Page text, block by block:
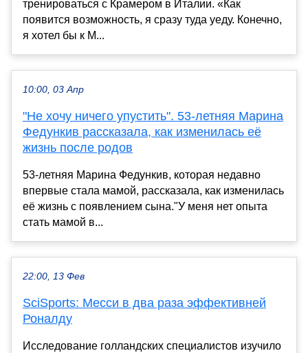
тренироваться с Крамером в Италии. «Как
появится возможность, я сразу туда уеду. Конечно,
я хотел бы к М...
10:00, 03 Апр
"Не хочу ничего упустить". 53-летняя Марина
Федункив рассказала, как изменилась её
жизнь после родов
53-летняя Марина Федункив, которая недавно
впервые стала мамой, рассказала, как изменилась
её жизнь с появлением сына."У меня нет опыта
стать мамой в...
22:00, 13 Фев
SciSports: Месси в два раза эффективней
Роналду
Исследование голландских специалистов изучило